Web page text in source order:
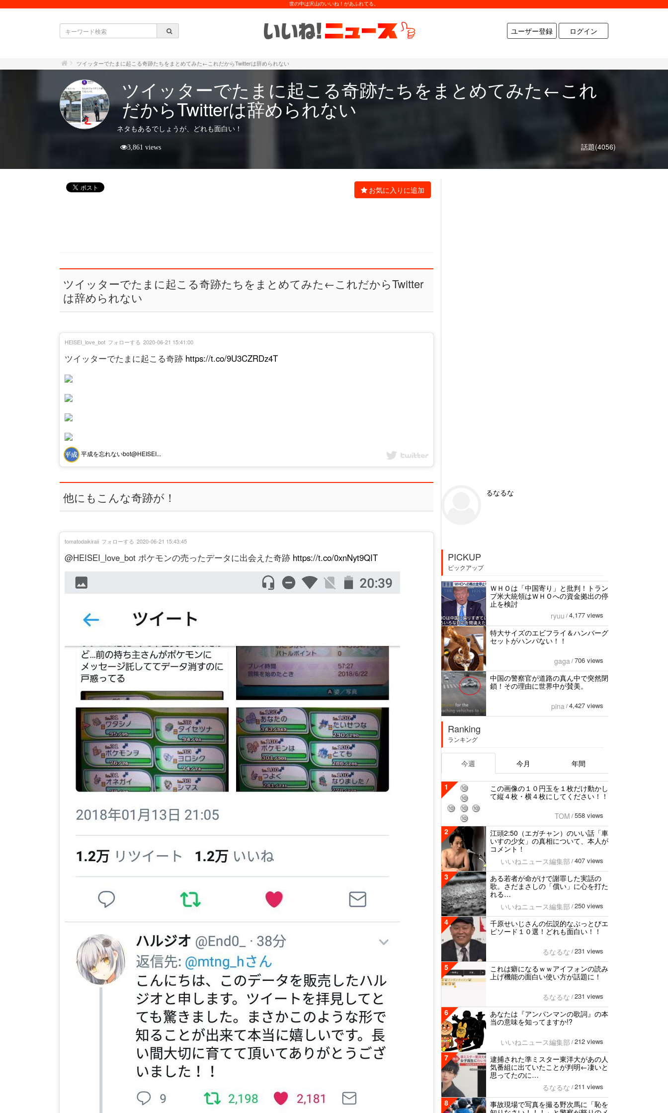
世の中は沢山のいいね！があふれてる。
ユーザー登録 ログイン
ツイッターでたまに起こる奇跡たちをまとめてみた←これだからTwitterは辞められない
ツイッターでたまに起こる奇跡たちをまとめてみた←これ
だからTwitterは辞められない
ネタもあるでしょうが、どれも面白い！
話題(4056)
3,861 views
お気に入りに追加
ツイッターでたまに起こる奇跡たちをまとめてみた←これだからTwitter
は辞められない
ツイッターでたまに起こる奇跡 https://t.co/9U3CZRDz4T
平成を忘れないbot@HEISEI...
HEISEI_love_bot フォローする 2020-06-21 15:41:00
他にもこんな奇跡が！
@HEISEI_love_bot ポケモンの売ったデータに出会えた奇跡 https://t.co/0xnNyt9QIT
tomatodaikiraii フォローする 2020-06-21 15:43:45
るなるな
PICKUP
ピックアップ
ＷＨＯは「中国寄り」と批判！トラン
プ米大統領はＷＨＯへの資金拠出の停
止を検討
ryuu / 4,177 views
特大サイズのエビフライ＆ハンバーグ
セットがハンパない！！
gaga / 706 views
中国の警察官が道路の真ん中で突然閉
鎖！その理由に世界中が賛美。
pina / 4,427 views
Ranking
ランキング
今週 今月 年間
1
この画像の１０円玉を１枚だけ動かし
て縦４枚・横４枚にしてください！！
TOM / 558 views
2
江頭2:50（エガチャン）のいい話「車
いすの少女」の真相について、本人が
コメント！
いいねニュース編集部 / 407 views
3
ある若者が命がけで謝罪した実話の
歌。さだまさしの「償い」に心を打た
れる…
いいねニュース編集部 / 250 views
4
千原せいじさんの伝説的なぶっとびエ
ピソード１０選！どれも面白い！！
るなるな / 231 views
5
これは癖になるｗｗアイフォンの読み
上げ機能の面白い使い方が話題に！
るなるな / 231 views
6
あなたは『アンパンマンの歌詞』の本
当の意味を知ってますか!?
いいねニュース編集部 / 212 views
7
逮捕された準ミスター東洋大があの人
気番組に出ていたことが判明←凄いと
思ってたのに…
るなるな / 211 views
8
事故現場で写真を撮る野次馬に「恥を